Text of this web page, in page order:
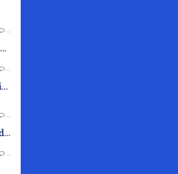
…
Exposition de la section peinture de l'Amicale Laïque
…
Fête communale samedi 20 et dimanche 21 juin
…
Vide placard de l'espace jeunes de Rai
…